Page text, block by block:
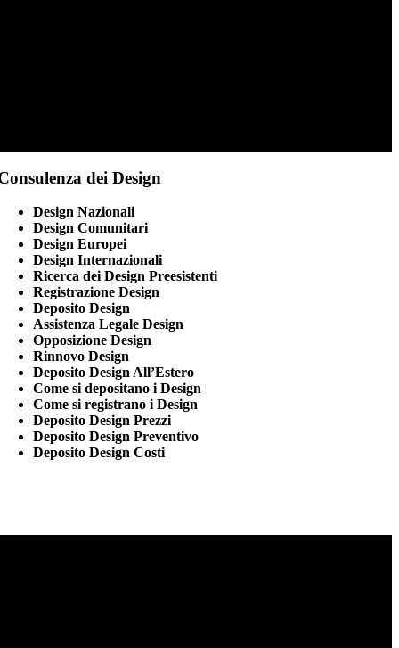
dei Design
Design Nazionali
Design Comunitari
Design Europei
Design Internazionali
Ricerca dei Design Preesistenti
Registrazione Design
Deposito Design
Assistenza Legale Design
Opposizione Design
Rinnovo Design
Deposito Design All’Estero
Come si depositano i Design
Come si registrano i Design
Deposito Design Prezzi
Deposito Design Preventivo
Deposito Design Costi